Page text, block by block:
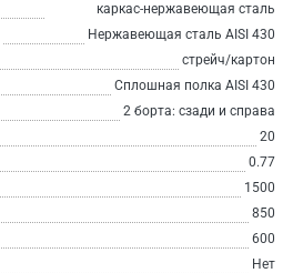
каркас-нержавеющая сталь
Нержавеющая сталь AISI 430
стрейч/картон
Сплошная полка AISI 430
2 борта: сзади и справа
20
0.77
1500
850
600
Нет